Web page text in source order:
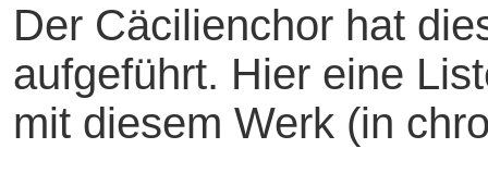
Der Cäcilienchor hat
aufgeführt. Hier eine
mit diesem Werk (in